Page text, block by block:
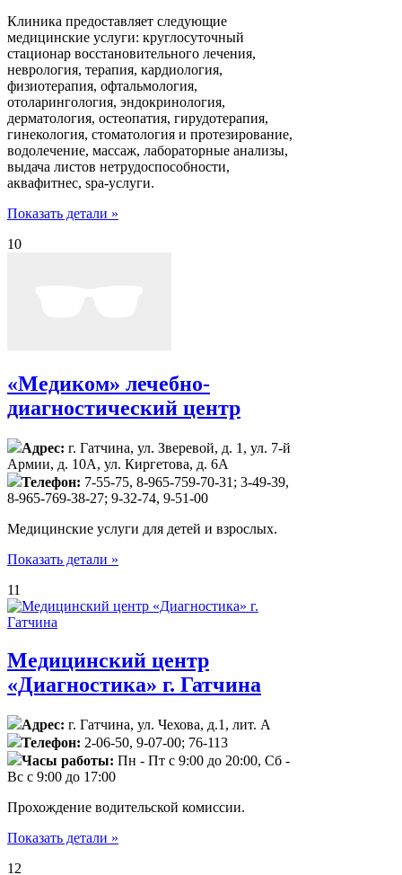
Клиника предоставляет следующие
медицинские услуги: круглосуточный
стационар восстановительного лечения,
неврология, терапия, кардиология,
физиотерапия, офтальмология,
отоларингология, эндокринология,
дерматология, остеопатия, гирудотерапия,
гинекология, стоматология и протезирование,
водолечение, массаж, лабораторные анализы,
выдача листов нетрудоспособности,
аквафитнес, spa-услуги.
Показать детали »
10
«Медиком» лечебно-
диагностический центр
Адрес: г. Гатчина, ул. Зверевой, д. 1, ул. 7-й
Армии, д. 10А, ул. Киргетова, д. 6А
Телефон: 7-55-75, 8-965-759-70-31; 3-49-39,
8-965-769-38-27; 9-32-74, 9-51-00
Медицинские услуги для детей и взрослых.
Показать детали »
11
Медицинский центр
«Диагностика» г. Гатчина
Адрес: г. Гатчина, ул. Чехова, д.1, лит. А
Телефон: 2-06-50, 9-07-00; 76-113
Часы работы: Пн - Пт с 9:00 до 20:00, Сб -
Вс с 9:00 до 17:00
Прохождение водительской комиссии.
Показать детали »
12